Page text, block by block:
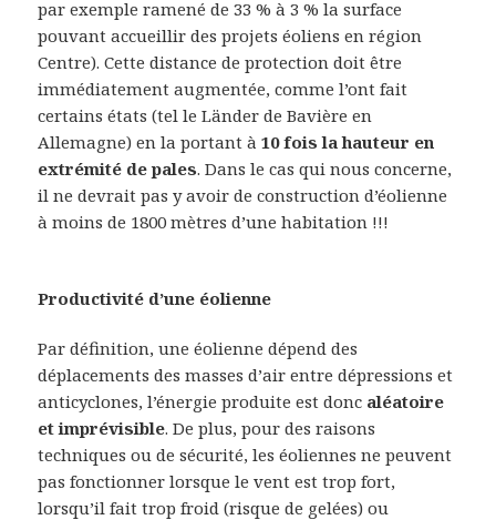
par exemple ramené de 33 % à 3 % la surface
pouvant accueillir des projets éoliens en région
Centre). Cette distance de protection doit être
immédiatement augmentée, comme l’ont fait
certains états (tel le Länder de Bavière en
Allemagne) en la portant à10 fois la hauteur en
extrémité de pales. Dans le cas qui nous concerne,
il ne devrait pas y avoir de construction d’éolienne
à moins de 1800 mètres d’une habitation !!!
Productivité d’une éolienne
Par définition, une éolienne dépend des
déplacements des masses d’air entre dépressions et
anticyclones, l’énergie produite est donc aléatoire
et imprévisible. De plus, pour des raisons
techniques ou de sécurité, les éoliennes ne peuvent
pas fonctionner lorsque le vent est trop fort,
lorsqu’il fait trop froid (risque de gelées) ou